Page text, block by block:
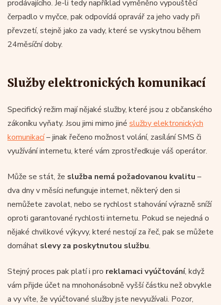
prodávajícího. Je-li tedy například vyměněno vypouštěcí
čerpadlo v myčce, pak odpovídá opravář za jeho vady při
převzetí, stejně jako za vady, které se vyskytnou během
24měsíční doby.
Služby elektronických komunikací
Specifický režim mají nějaké služby, které jsou z občanského
zákoníku vyňaty. Jsou jimi mimo jiné služby elektronických
komunikací– jinak řečeno možnost volání, zasílání SMS či
využívání internetu, které vám zprostředkuje váš operátor.
Může se stát, že služba nemá požadovanou kvalitu –
dva dny v měsíci nefunguje internet, některý den si
nemůžete zavolat, nebo se rychlost stahování výrazně sníží
oproti garantované rychlosti internetu. Pokud se nejedná o
nějaké chvilkové výkyvy, které nestojí za řeč, pak se můžete
domáhat slevy za poskytnutou službu.
Stejný proces pak platí i pro reklamaci vyúčtování, když
vám přijde účet na mnohonásobně vyšší částku než obvykle
a vy víte, že vyúčtované služby jste nevyužívali. Pozor,